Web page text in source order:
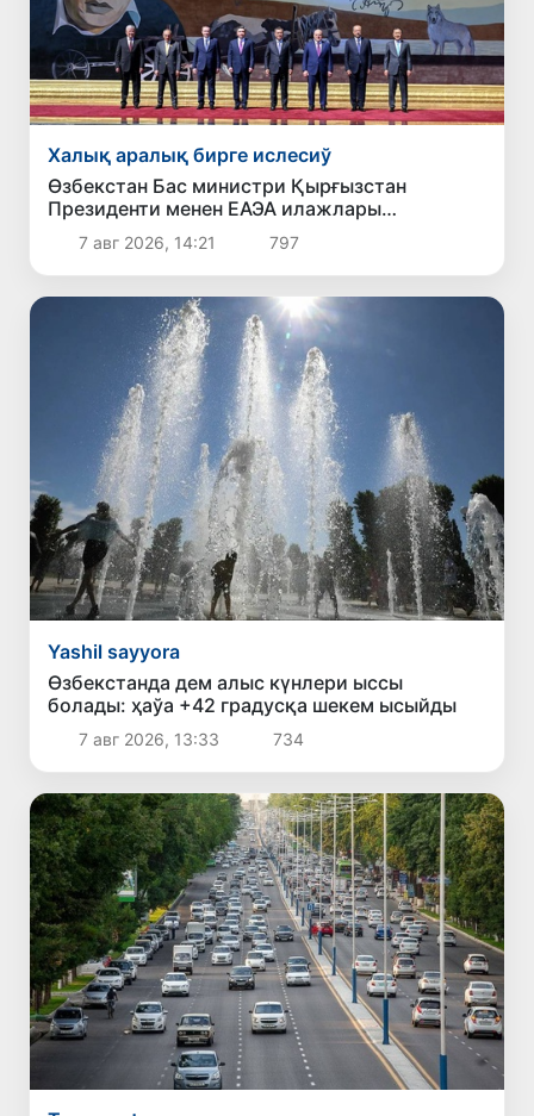
Халық аралық бирге ислесиў
Өзбекстан Бас министри Қырғызстан
Президенти менен ЕАЭА илажлары
шеңбериндеги ушырасыўда қатнасты
7 авг 2026, 14:21 797
Yashil sayyora
Өзбекстанда дем алыс күнлери ыссы
болады: ҳаўа +42 градусқа шекем ысыйды
7 авг 2026, 13:33 734